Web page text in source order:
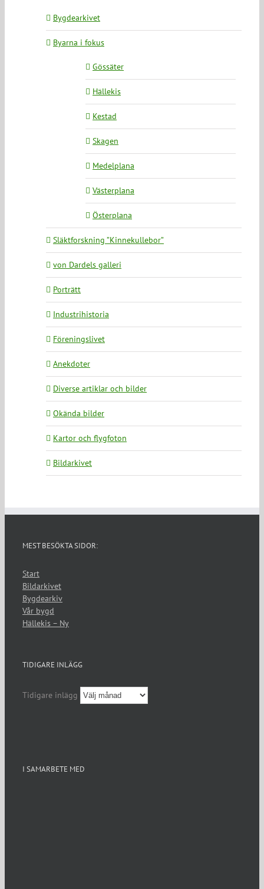
Bygdearkivet
Byarna i fokus
Gössäter
Hällekis
Kestad
Skagen
Medelplana
Västerplana
Österplana
Släktforskning ”Kinnekullebor”
von Dardels galleri
Porträtt
Industrihistoria
Föreningslivet
Anekdoter
Diverse artiklar och bilder
Okända bilder
Kartor och flygfoton
Bildarkivet
MEST BESÖKTA SIDOR:
Start
Bildarkivet
Bygdearkiv
Vår bygd
Hällekis – Ny
TIDIGARE INLÄGG
Tidigare inlägg
I SAMARBETE MED